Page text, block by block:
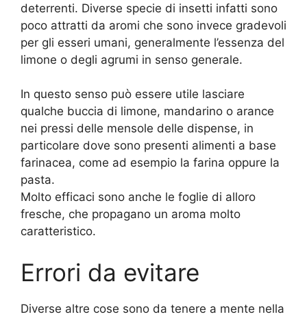
deterrenti. Diverse specie di insetti infatti sono
poco attratti da aromi che sono invece gradevoli
per gli esseri umani, generalmente l’essenza del
limone o degli agrumi in senso generale.
In questo senso può essere utile lasciare
qualche buccia di limone, mandarino o arance
nei pressi delle mensole delle dispense, in
particolare dove sono presenti alimenti a base
farinacea, come ad esempio la farina oppure la
pasta.
Molto efficaci sono anche le foglie di alloro
fresche, che propagano un aroma molto
caratteristico.
Errori da evitare
Diverse altre cose sono da tenere a mente nella